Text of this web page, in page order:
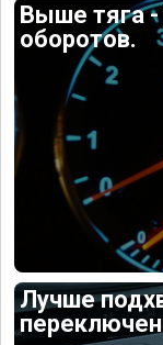
Выше тяга -
оборотов.
Лучше